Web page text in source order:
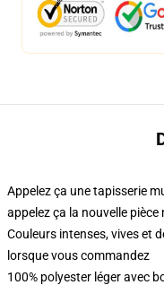
Appelez ça une tapisserie
appelez ça la nouvelle
Couleurs intenses, vives et
lorsque vous commandez
100% polyester léger avec